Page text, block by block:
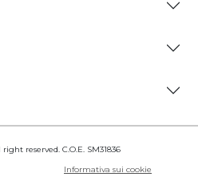
reserved. C.O.E. SM31836
Informativa sui cookie